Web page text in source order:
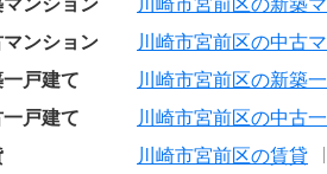
マンション 川崎市宮前区の新築
マンション
川崎市宮前区の中古
一戸建て
川崎市宮前区の新築
一戸建て
川崎市宮前区の中古
川崎市宮前区の賃貸